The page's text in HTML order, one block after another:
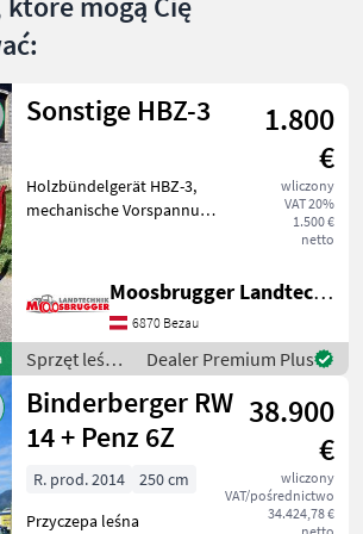
Sonstige HBZ-3
1.800
€
wliczony
VAT 20%
1.500 €
netto
Holzbündelgerät HBZ-3,
mechanische Vorspannung,
Stapleraufnahme,
Euroaufnahme,
Gesamtgewicht 330kg.
Vollgendes Zubehör ist
Moosbrugger Landtechnik GmbH
6870 Bezau
Sprzęt leśny
i do obróbki
drewna /
Sonstige
Dealer Premium Plus
Binderberger RW
14 + Penz 6Z
38.900
€
wliczony
VAT/pośrednictwo
34.424,78 €
R. prod. 2014
250 cm
Przyczepa leśna